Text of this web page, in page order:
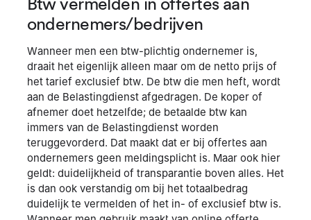
ondernemers/bedrijven
Wanneer men een btw-plichtig ondernemer is,
draait het eigenlijk alleen maar om de netto prijs of
het tarief exclusief btw. De btw die men heft, wordt
aan de Belastingdienst afgedragen. De koper of
afnemer doet hetzelfde; de betaalde btw kan
immers van de Belastingdienst worden
teruggevorderd. Dat maakt dat er bij offertes aan
ondernemers geen meldingsplicht is. Maar ook hier
geldt: duidelijkheid of transparantie boven alles. Het
is dan ook verstandig om bij het totaalbedrag
duidelijk te vermelden of het in- of exclusief btw is.